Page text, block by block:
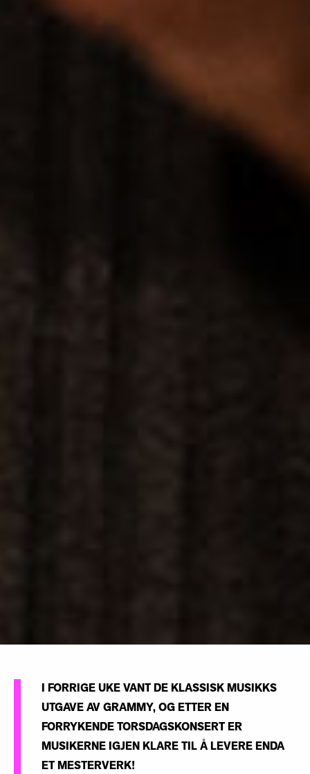
I FORRIGE UKE VANT DE KLASSISK MUSIKKS
UTGAVE AV GRAMMY, OG ETTER EN
FORRYKENDE TORSDAGSKONSERT ER
MUSIKERNE IGJEN KLARE TIL Å LEVERE ENDA
ET MESTERVERK!